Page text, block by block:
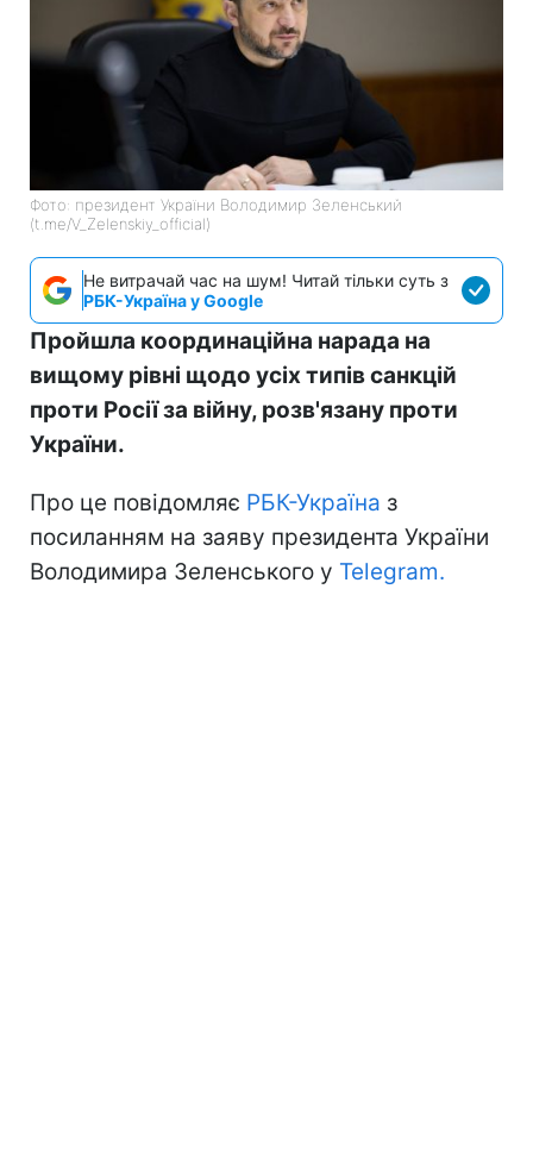
Фото: президент України Володимир Зеленський
(t.me/V_Zelenskiy_official)
Не витрачай час на шум! Читай тільки суть з
РБК-Україна у Google
Пройшла координаційна нарада на
вищому рівні щодо усіх типів санкцій
проти Росії за війну, розв'язану проти
України.
Про це повідомляє РБК-Україна з
посиланням на заяву президента України
Володимира Зеленського у Telegram.